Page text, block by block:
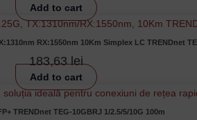
Add to cart
RX:1550nm 10Km Simplex LC TRENDnet
183,63lei
Add to cart
TRENDnet TEG-10GBRJ 1/2.5/5/10G 100m